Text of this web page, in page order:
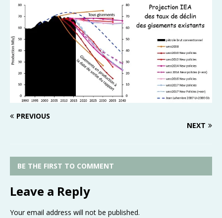
PREVIOUS
NEXT
BE THE FIRST TO COMMENT
Leave a Reply
Your email address will not be published.